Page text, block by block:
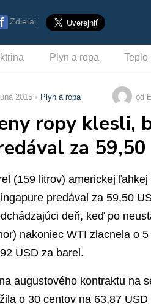
Zdieľaj
Plyn a ropa Teplo
2015 Plyn a ropa od
ropy klesli,
za 59,50
(159 litrov) americkej
predával za 59,50
deň, keď po
nakoniec WTI zlacnela o
USD za barel.
augustového kontraktu na
o 30 centov na 63,87 USD